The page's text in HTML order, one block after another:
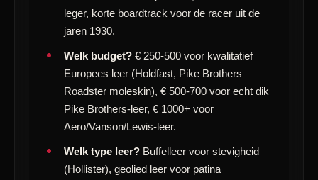
leger, korte boardtrack voor de racer uit de
jaren 1930.
Welk budget? € 250-500 voor kwalitatief
Europees leer (Holdfast, Pike Brothers
Roadster moleskin), € 500-700 voor echt dik
Pike Brothers-leer, € 1000+ voor
Aero/Vanson/Lewis-leer.
Welk type leer? Buffelleer voor stevigheid
(Hollister), geolied leer voor patina